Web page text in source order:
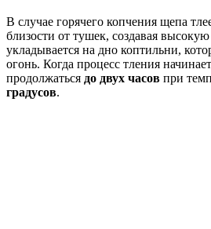
В случае горячего копчения щепа
близости от тушек, создавая
укладывается на дно коптильни,
огонь. Когда процесс тления
продолжаться до двух часов при
градусов.